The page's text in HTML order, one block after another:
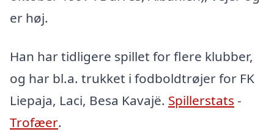
er høj.
Han har tidligere spillet for flere klubber,
og har bl.a. trukket i fodboldtrøjer for FK
Liepaja, Laci, Besa Kavajë. Spillerstats -
Trofæer.